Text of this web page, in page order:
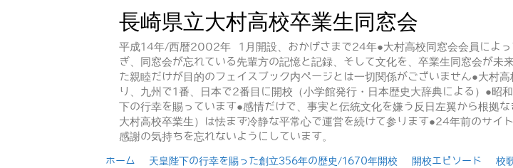
長崎県立大村高校卒業生同窓会
平成14年/西暦2002年 1月開設、おかげさまで24年●大村高校同窓会会員によっ
ぎ、同窓会が忘れている先輩方の記憶と記録、そして文化を、卒業生同窓会が
た親睦だけが目的のフェイスブック内ページとは一切関係がございません●大村
り、九州で1番、日本で2番目に開校（小学館発行・日本歴史大辞典による）●
下の行幸を賜っています●感情だけで、事実と伝統文化を嫌う反日左翼から根拠
大村高校卒業生）は怯まず冷静な平常心で運営を続けて参ります●24年前のサイ
感謝の気持ちを忘れないようにしています。
ホーム 天皇陛下の行幸を賜った創立356年の歴史/1670年開校 開校エピソード 校